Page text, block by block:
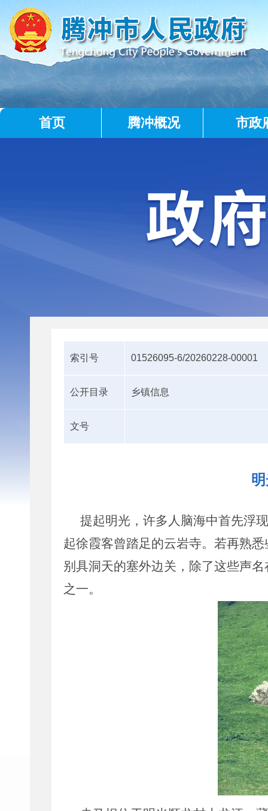
首页 腾冲概况 市政
索引号 01526095-6/20260228-00001
公开目录 乡镇信息
文号
提起明光，许多人脑海中首先浮
起徐霞客曾踏足的云岩寺。若再熟
别具洞天的塞外边关，除了这些声
之一。